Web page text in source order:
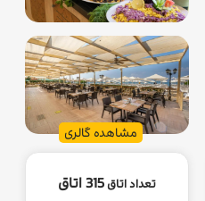
مشاهده گالری
تعداد اتاق315 اتاق